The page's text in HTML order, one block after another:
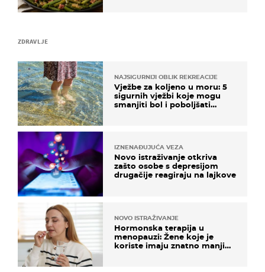
ZDRAVLJE
NAJSIGURNIJI OBLIK REKREACIJE
Vježbe za koljeno u moru: 5
sigurnih vježbi koje mogu
smanjiti bol i poboljšati
IZNENAĐUJUĆA VEZA
Novo istraživanje otkriva
zašto osobe s depresijom
drugačije reagiraju na lajkove
NOVO ISTRAŽIVANJE
Hormonska terapija u
menopauzi: Žene koje je
koriste imaju znatno manji